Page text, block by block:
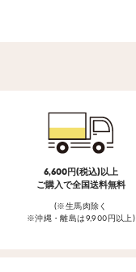
6,600円(税込)以上
ご購入で全国送料無料
(※生馬肉除く
※沖縄・離島は9,900円以上)